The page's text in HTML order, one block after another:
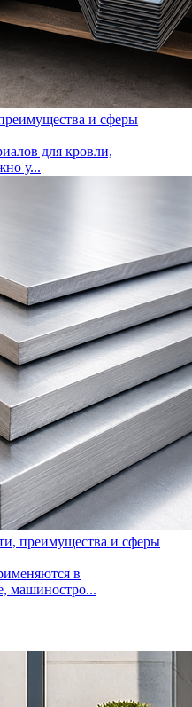
и сферы
для кровли,
у...
преимущества и сферы
в
машиностро...